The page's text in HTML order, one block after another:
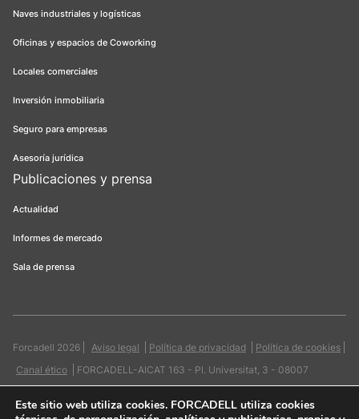
Naves industriales y logísticas
Oficinas y espacios de Coworking
Locales comerciales
Inversión inmobiliaria
Seguro para empresas
Asesoría jurídica
Publicaciones y prensa
Actualidad
Informes de mercado
Sala de prensa
Forcadell 2026 Aviso legal Política de privacidad
Política de cookies
Canal ético
FORCADELL-AICAT 163 - Pl. Universitat, 3 - 08007
Este sitio web utiliza cookies. FORCADELL utiliza cookies